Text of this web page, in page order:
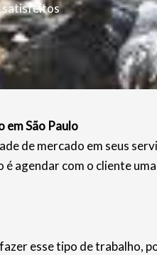
satisfeitos
em São Paulo
de mercado em seus
agendar com o cliente
esse tipo de trabalho,